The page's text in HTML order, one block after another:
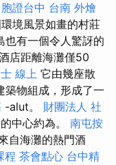
證台中 台南 外燴
境風景如畫的村莊
也有一個令人驚訝的
店距離海灘僅50
線上 它由幾座散
築物組成，形成了一
-alut。 財團法人 社
中心約為。 南屯按
自海灘的熱門酒
程 茶會點心 台中精